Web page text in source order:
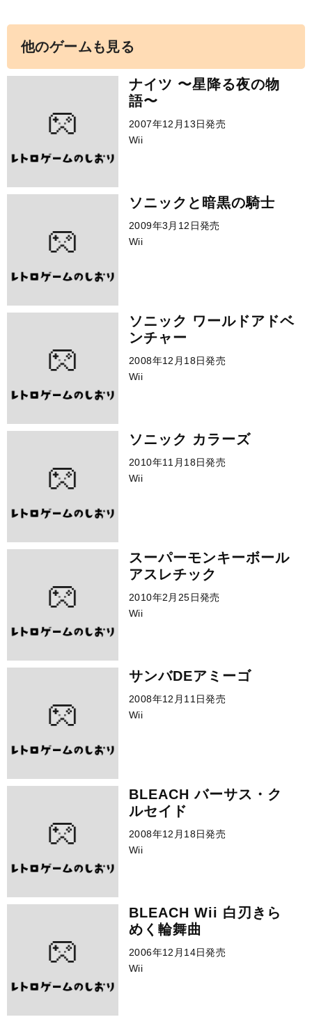
他のゲームも見る
ナイツ 〜星降る夜の物
語〜
2007年12月13日発売
Wii
ソニックと暗黒の騎士
2009年3月12日発売
Wii
ソニック ワールドアドベ
ンチャー
2008年12月18日発売
Wii
ソニック カラーズ
2010年11月18日発売
Wii
スーパーモンキーボール
アスレチック
2010年2月25日発売
Wii
サンバDEアミーゴ
2008年12月11日発売
Wii
BLEACH バーサス・ク
ルセイド
2008年12月18日発売
Wii
BLEACH Wii 白刃きら
めく輪舞曲
2006年12月14日発売
Wii